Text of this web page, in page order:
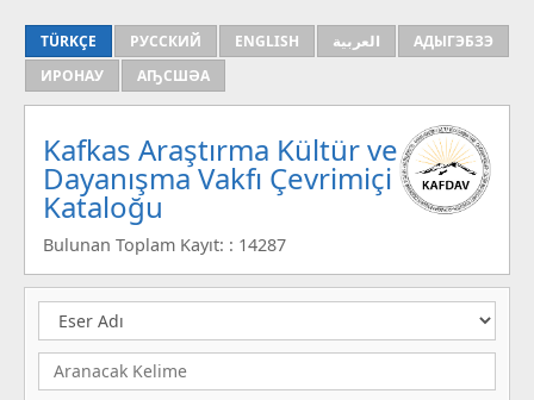
TÜRKÇE РУССКИЙ ENGLISH العربية
АДЫГЭБЗЭ
ИРОНАУ
АҦСШӘА
Kafkas Araştırma Kültür ve
Dayanışma Vakfı Çevrimiçi
Kataloğu
Bulunan Toplam Kayıt: : 14287